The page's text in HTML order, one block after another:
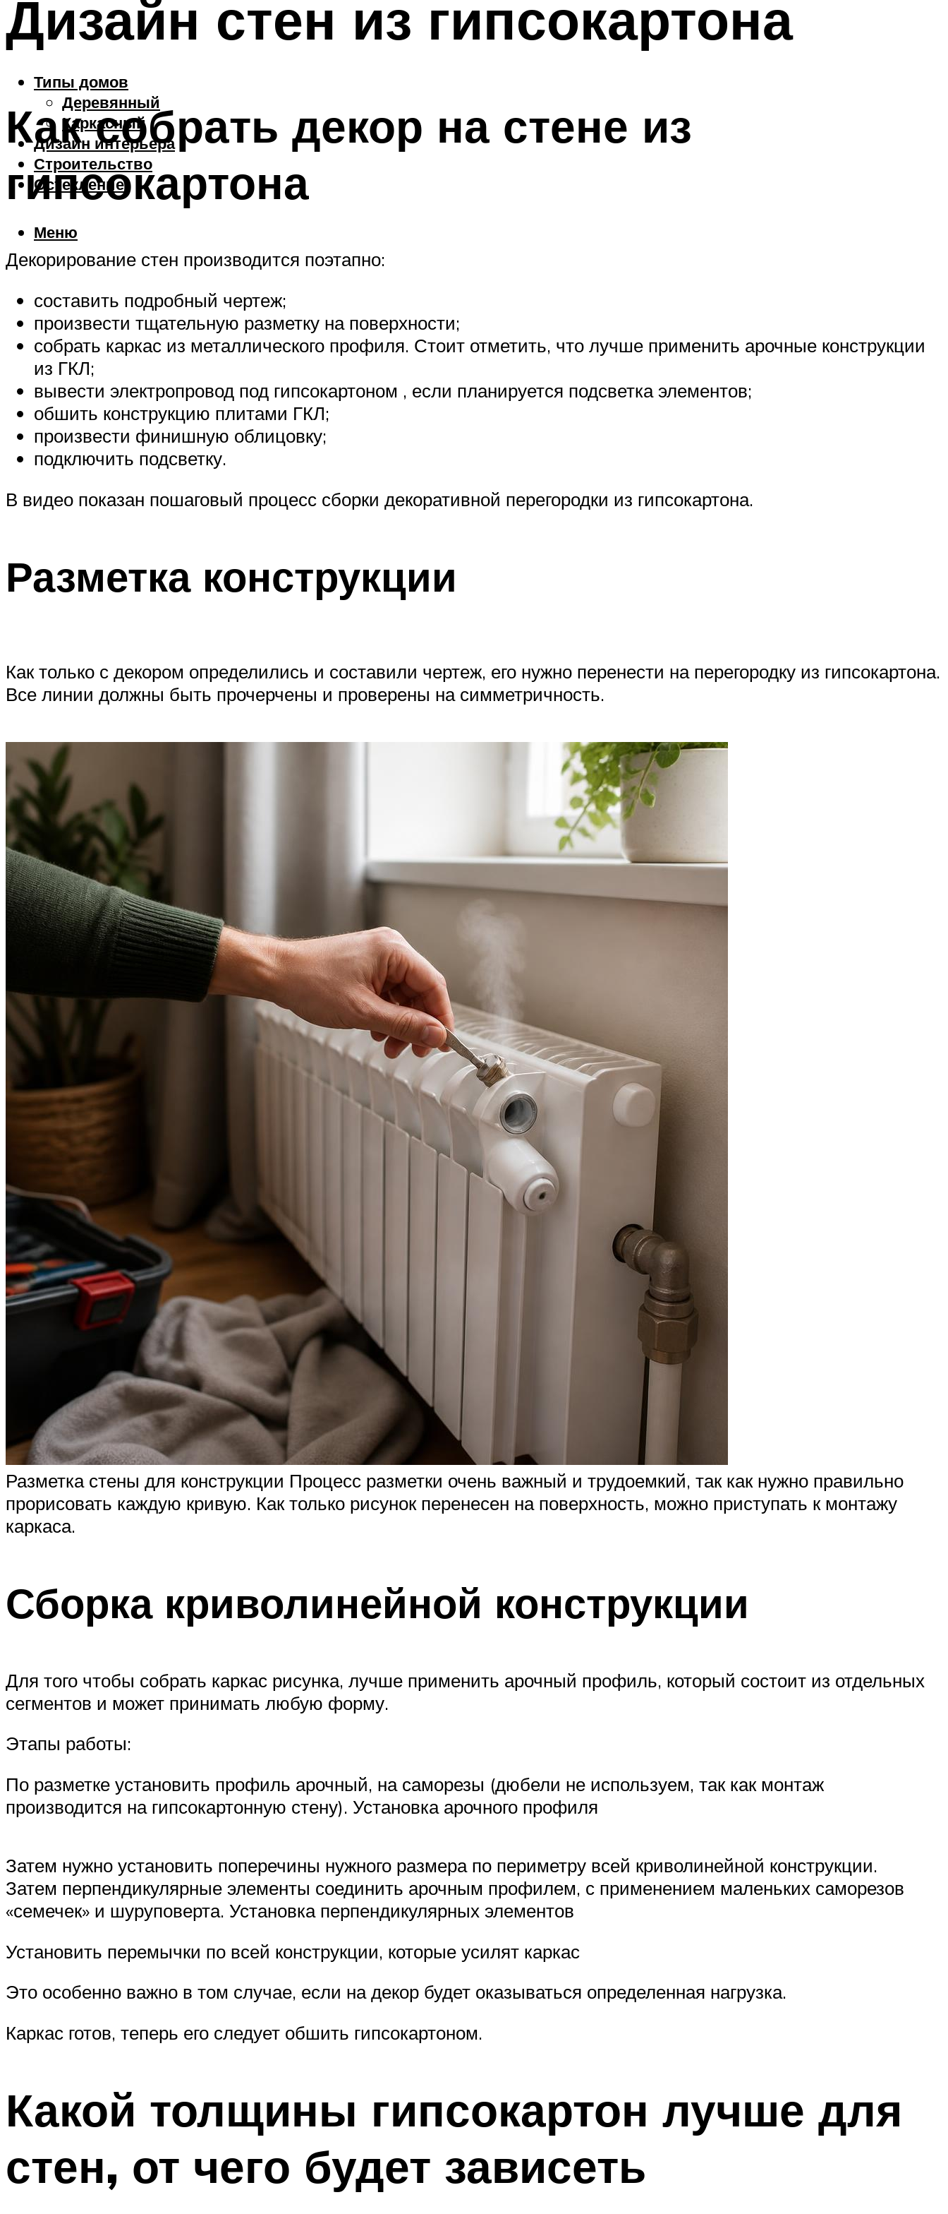
Типы домов
Деревянный
Каркасный
Дизайн интерьера
Строительство
Остекление
Меню
Дизайн стен из гипсокартона
Как собрать декор на стене из
гипсокартона
Декорирование стен производится поэтапно:
составить подробный чертеж;
произвести тщательную разметку на поверхности;
собрать каркас из металлического профиля. Стоит отметить, что лучше применить арочные конструкции
из ГКЛ;
вывести электропровод под гипсокартоном , если планируется подсветка элементов;
обшить конструкцию плитами ГКЛ;
произвести финишную облицовку;
подключить подсветку.
В видео показан пошаговый процесс сборки декоративной перегородки из гипсокартона.
Разметка конструкции
Как только с декором определились и составили чертеж, его нужно перенести на перегородку из гипсокартона.
Все линии должны быть прочерчены и проверены на симметричность.
Разметка стены для конструкции Процесс разметки очень важный и трудоемкий, так как нужно правильно
прорисовать каждую кривую. Как только рисунок перенесен на поверхность, можно приступать к монтажу
каркаса.
Сборка криволинейной конструкции
Для того чтобы собрать каркас рисунка, лучше применить арочный профиль, который состоит из отдельных
сегментов и может принимать любую форму.
Этапы работы:
По разметке установить профиль арочный, на саморезы (дюбели не используем, так как монтаж
производится на гипсокартонную стену). Установка арочного профиля
Затем нужно установить поперечины нужного размера по периметру всей криволинейной конструкции.
Затем перпендикулярные элементы соединить арочным профилем, с применением маленьких саморезов
«семечек» и шуруповерта. Установка перпендикулярных элементов
Установить перемычки по всей конструкции, которые усилят каркас
Это особенно важно в том случае, если на декор будет оказываться определенная нагрузка.
Каркас готов, теперь его следует обшить гипсокартоном.
Какой толщины гипсокартон лучше для
стен, от чего будет зависеть